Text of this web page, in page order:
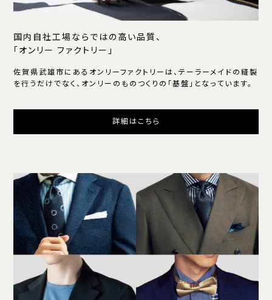
国内自社工場ならではの高い品質、
「オンリー ファクトリー」
佐賀県武雄市にあるオンリーファクトリーは、テーラーメイドの縫製
を行うだけでなく、オンリーのものつくりの「基盤」となっています。
詳細はこちら